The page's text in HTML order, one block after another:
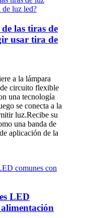
las tiras de
usar tira de
a la lámpara
circuito flexible
una tecnología
se conecta a la
luz.Recibe su
una banda de
aplicación de la
LED